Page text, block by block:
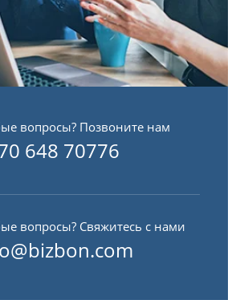
вопросы? Позвоните нам
648 70776
вопросы? Свяжитесь с нами